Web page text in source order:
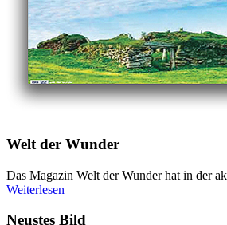
Welt der Wunder
Das Magazin Welt der Wunder hat in der
Weiterlesen
Neustes Bild